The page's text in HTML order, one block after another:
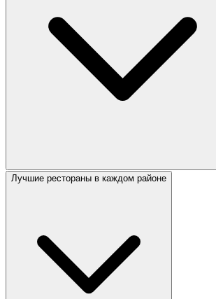
Лучшие рестораны в каждом районе